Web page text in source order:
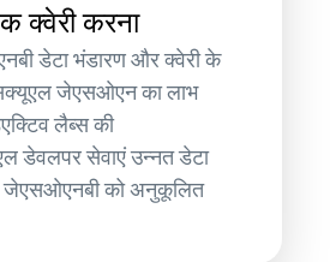
क्वेरी करना
डेटा भंडारण और क्वेरी के
जेएसओएन का लाभ
लैब्स की
डेवलपर सेवाएं उन्नत डेटा
जेएसओएनबी को अनुकूलित